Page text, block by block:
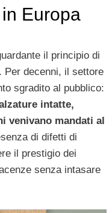
Europa
il principio di
. Per decenni, il settore
sgradito al pubblico:
intatte,
venivano mandati al
di difetti di
il prestigio dei
senza intasare